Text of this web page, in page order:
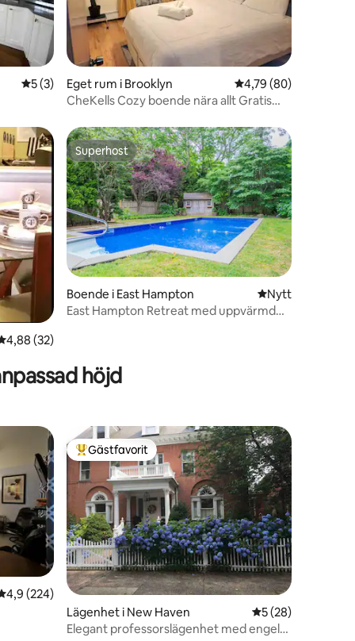
5 av 5 i genomsnittligt betyg, 3 omdömen
5 (3)
Eget rum i Brooklyn 4,79 av 5 i
4,79 (80)
CheKells Cozy boende nära allt Gratis
av 5 i genomsnittligt betyg, 32 omdömen
4,88 (32)
Superhost
Superhost
Boende i East Hampton Nytt ställe att bo
Nytt
East Hampton Retreat med uppvärmd
höjd
av 5 i genomsnittligt betyg, 224 omdömen
4,9 (224)
Populär gästfavorit
Gästfavorit
Lägenhet i New Haven 5 av 5 i
5 (28)
Elegant professorslägenhet med engelsk